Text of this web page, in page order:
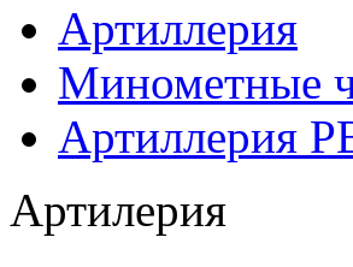
Артиллерия
Минометные
Артиллерия
Артилерия